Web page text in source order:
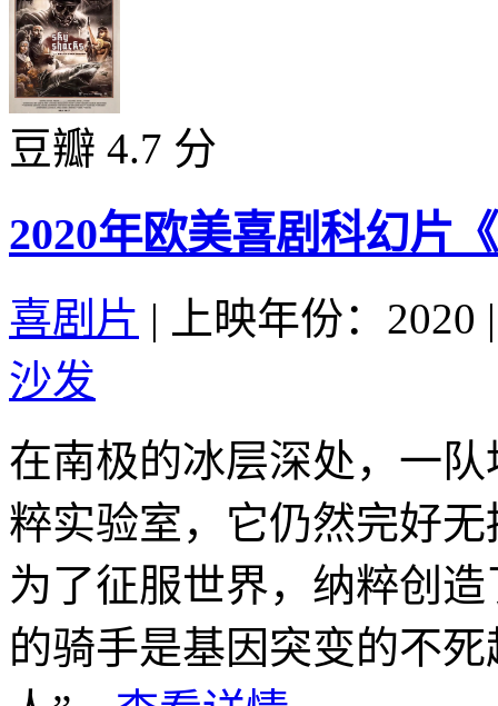
豆瓣 4.7 分
2020年欧美喜剧科幻片
喜剧片 | 上映年份：2020 |
沙发
在南极的冰层深处，一
粹实验室，它仍然完好
为了征服世界，纳粹创
的骑手是基因突变的不